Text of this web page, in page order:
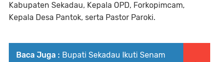
Kabupaten Sekadau, Kepala OPD, Forkopimcam,
Kepala Desa Pantok, serta Pastor Paroki.
Baca Juga : Bupati Sekadau Ikuti Senam